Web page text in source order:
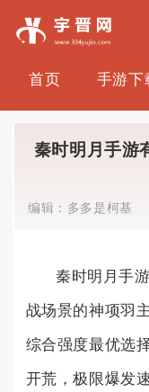
首页 手游下
秦时明月手游
编辑： 多多是柯基
秦时明月手
战场景的神项羽
综合强度最优选
开荒，极限爆发